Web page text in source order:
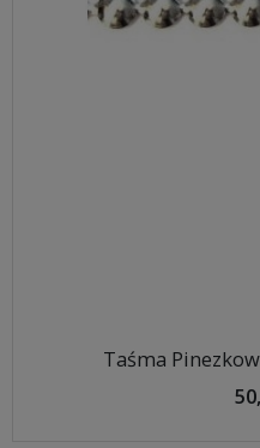
Taśma